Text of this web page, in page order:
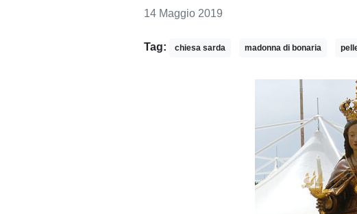
14 Maggio 2019
Tag: chiesa sarda madonna di bonaria